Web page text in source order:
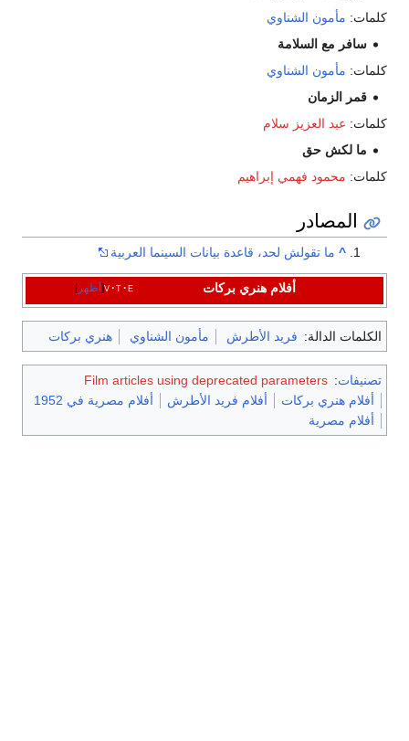
كلمات: مأمون الشناوي
سافر مع السلامة
كلمات: مأمون الشناوي
قمر الزمان
كلمات: عبد العزيز سلام
ما لكش حق
كلمات: محمود فهمي إبراهيم
المصادر
^ ما تقولش لحد، قاعدة بيانات السينما العربية
أظهر v t e أفلام هنري بركات
الكلمات الدالة: فريد الأطرش مأمون الشناوي هنري بركات
تصنيفات:
Film articles using deprecated parameters
أفلام هنري بركات
أفلام فريد الأطرش
أفلام مصرية في 1952
أفلام مصرية